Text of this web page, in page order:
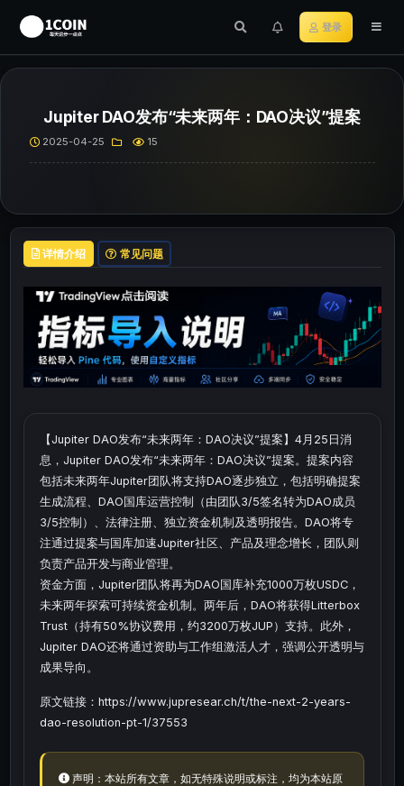
登录
Jupiter DAO发布“未来两年：DAO决议”提案
2025-04-25 15
详情介绍 常见问题
【Jupiter DAO发布“未来两年：DAO决议”提案】4月25日消
息，Jupiter DAO发布“未来两年：DAO决议”提案。提案内容
包括未来两年Jupiter团队将支持DAO逐步独立，包括明确提案
生成流程、DAO国库运营控制（由团队3/5签名转为DAO成员
3/5控制）、法律注册、独立资金机制及透明报告。DAO将专
注通过提案与国库加速Jupiter社区、产品及理念增长，团队则
负责产品开发与商业管理。
资金方面，Jupiter团队将再为DAO国库补充1000万枚USDC，
未来两年探索可持续资金机制。两年后，DAO将获得Litterbox
Trust（持有50%协议费用，约3200万枚JUP）支持。此外，
Jupiter DAO还将通过资助与工作组激活人才，强调公开透明与
成果导向。
原文链接：https://www.jupresear.ch/t/the-next-2-years-
dao-resolution-pt-1/37553
声明：本站所有文章，如无特殊说明或标注，均为本站原